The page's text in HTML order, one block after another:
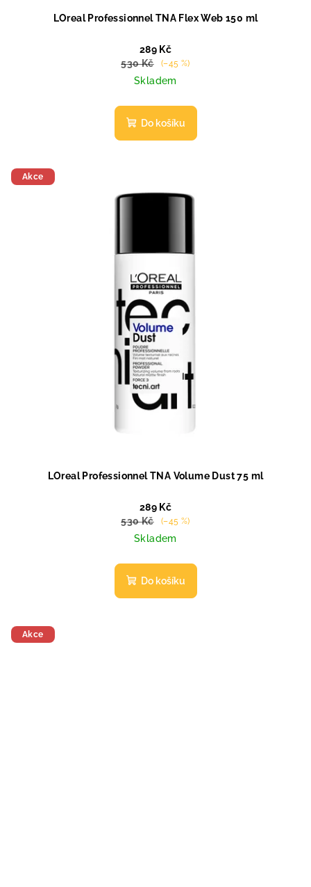
LOreal Professionnel TNA Flex Web 150 ml
289 Kč
530 Kč
(–45 %)
Skladem
Do košíku
Akce
LOreal Professionnel TNA Volume Dust 75 ml
289 Kč
530 Kč
(–45 %)
Skladem
Do košíku
Akce